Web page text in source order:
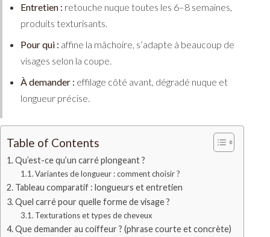
Entretien : retouche nuque toutes les 6–8 semaines,
produits texturisants.
Pour qui : affine la mâchoire, s’adapte à beaucoup de
visages selon la coupe.
À demander : effilage côté avant, dégradé nuque et
longueur précise.
Table of Contents
Qu’est-ce qu’un carré plongeant ?
Variantes de longueur : comment choisir ?
Tableau comparatif : longueurs et entretien
Quel carré pour quelle forme de visage ?
Texturations et types de cheveux
Que demander au coiffeur ? (phrase courte et concrète)